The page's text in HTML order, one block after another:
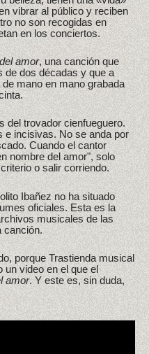
vibrar al público y reciben
no son recogidas en
en los conciertos.
amor, una canción que
de dos décadas y que a
mano en mano grabada
del trovador cienfueguero.
e incisivas. No se anda por
Cuando el cantor
nombre del amor", solo
o salir corriendo.
Ibañez no ha situado
oficiales. Esta es la
musicales de las
canción.
porque Trastienda musical
un video en el que el
amor. Y este es, sin duda,